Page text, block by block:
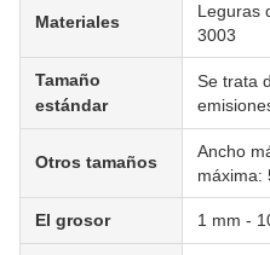
Materiales
Leguras
3003
Tamaño
estándar
Se trata
Otros tamaños
Ancho
máxima:
El grosor 1 mm -